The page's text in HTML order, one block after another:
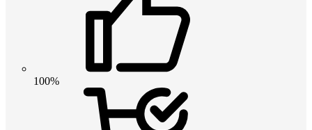
100%